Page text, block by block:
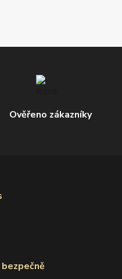
Ověřeno zákazníky